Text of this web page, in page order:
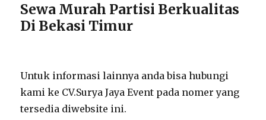
Sewa Murah Partisi Berkualitas
Di Bekasi Timur
Untuk informasi lainnya anda bisa hubungi
kami ke CV.Surya Jaya Event pada nomer yang
tersedia diwebsite ini.